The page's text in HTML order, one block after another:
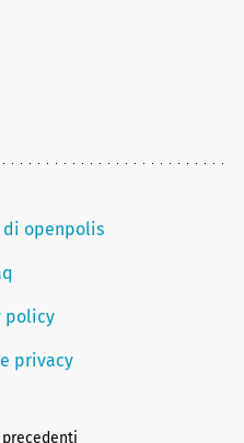
openpolis
policy
privacy